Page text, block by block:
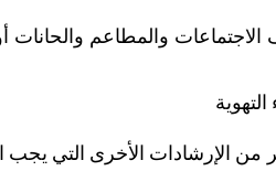
الاجتماعات والمطاعم
من الإرشادات الأخرى التي